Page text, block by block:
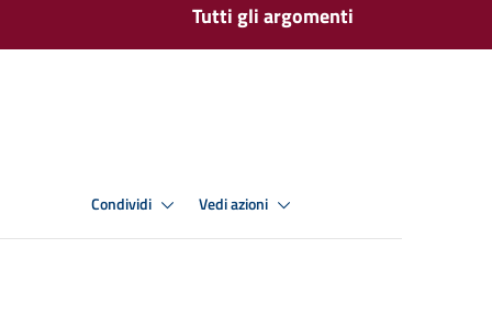
Tutti gli argomenti
Condividi Vedi azioni